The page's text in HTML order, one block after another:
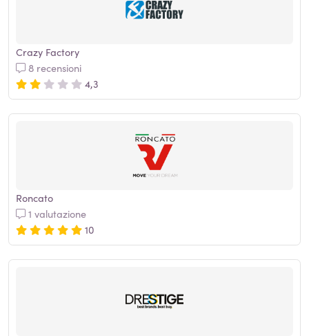
Crazy Factory
8 recensioni
4,3
Roncato
1 valutazione
10